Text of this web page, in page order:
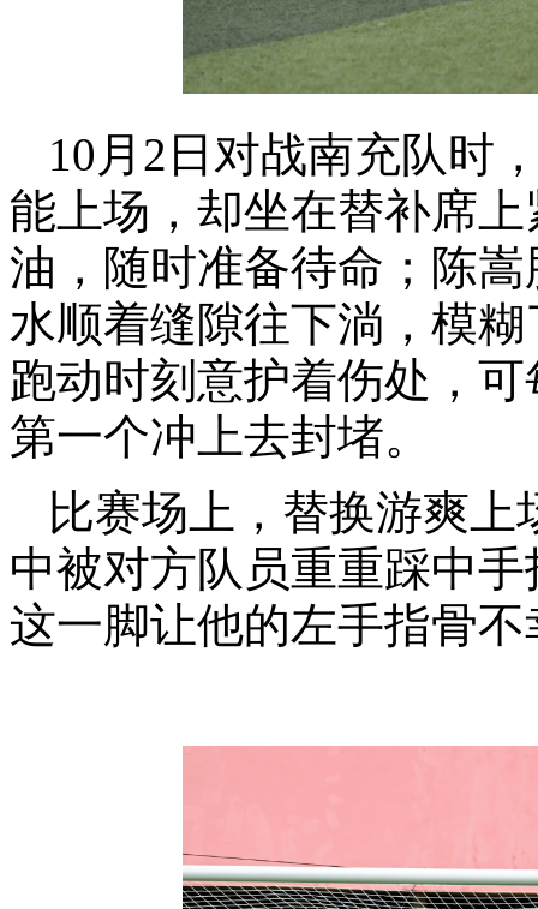
10月2日对战南充队时
能上场，却坐在替补席
油，随时准备待命；陈
水顺着缝隙往下淌，模
跑动时刻意护着伤处，
第一个冲上去封堵。
比赛场上，替换游爽
中被对方队员重重踩中
这一脚让他的左手指骨